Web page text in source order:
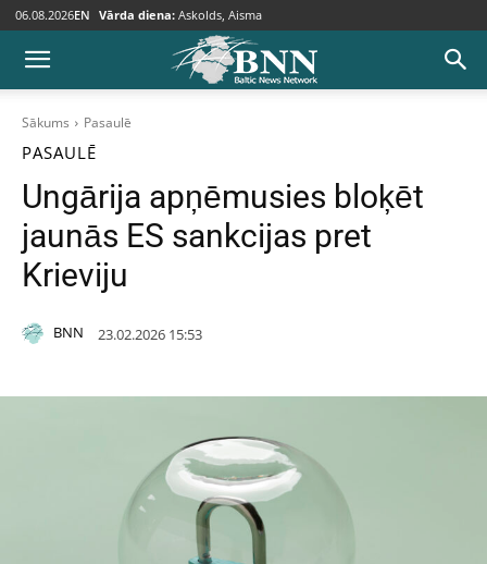
06.08.2026EN Vārda diena: Askolds, Aisma
Sākums Pasaulē
PASAULĒ
Ungārija apņēmusies bloķēt
jaunās ES sankcijas pret
Krieviju
BNN 23.02.2026 15:53